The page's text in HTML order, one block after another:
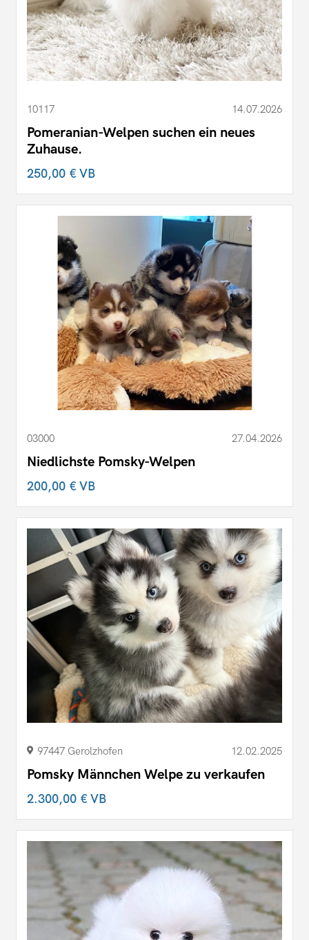
10117 14.07.2026
Pomeranian-Welpen suchen ein neues
Zuhause.
250,00 €VB
03000 27.04.2026
Niedlichste Pomsky-Welpen
200,00 €VB
97447 Gerolzhofen 12.02.2025
Pomsky Männchen Welpe zu verkaufen
2.300,00 €VB